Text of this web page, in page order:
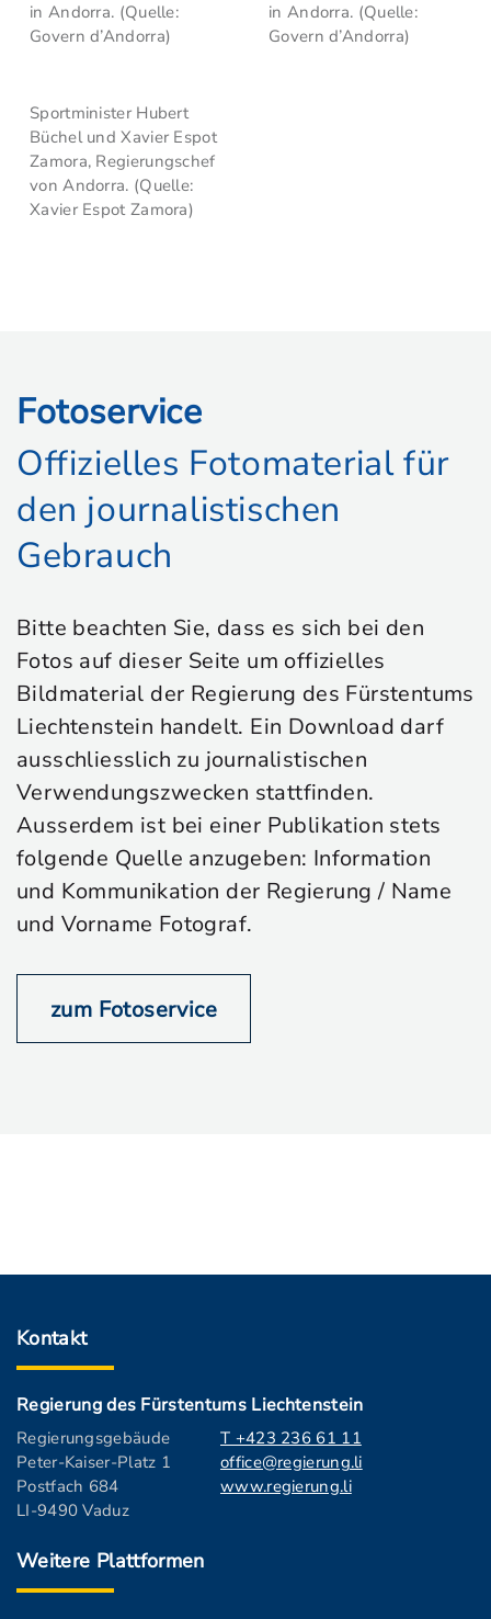
in Andorra. (Quelle:
Govern d’Andorra)
in Andorra. (Quelle:
Govern d’Andorra)
Sportminister Hubert
Büchel und Xavier Espot
Zamora, Regierungschef
von Andorra. (Quelle:
Xavier Espot Zamora)
Fotoservice
Offizielles Fotomaterial für
den journalistischen
Gebrauch
Bitte beachten Sie, dass es sich bei den
Fotos auf dieser Seite um offizielles
Bildmaterial der Regierung des Fürstentums
Liechtenstein handelt. Ein Download darf
ausschliesslich zu journalistischen
Verwendungszwecken stattfinden.
Ausserdem ist bei einer Publikation stets
folgende Quelle anzugeben: Information
und Kommunikation der Regierung / Name
und Vorname Fotograf.
zum Fotoservice
Kontakt
Regierung des Fürstentums Liechtenstein
Regierungsgebäude
Peter-Kaiser-Platz 1
Postfach 684
LI-9490 Vaduz
T +423 236 61 11
office@regierung.li
www.regierung.li
Weitere Plattformen